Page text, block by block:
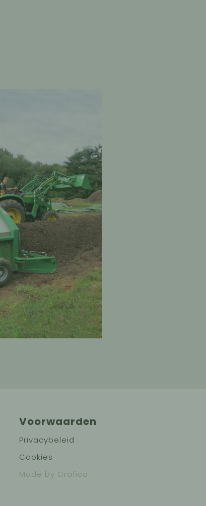
Privacybeleid
Cookies
Voorwaarden
Made by Grafica